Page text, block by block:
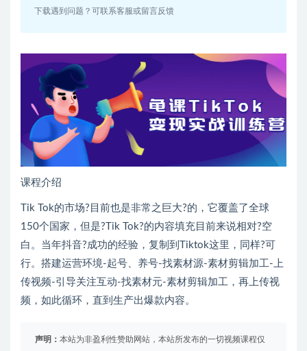
下载遇到问题？可联系客服或留言反馈
课程介绍
Tik Tok的市场?目前也是非常之巨大?的，它覆盖了全球
150个国家，但是?Tik Tok?的内容填充目前来说相对?空
白。当年抖音?成功的经验，复制到Tiktok这里，同样?可
行。搭建运营环境-起号、养号-找素材源-素材剪辑加工-上
传视频-引导关注互动-找素材元-素材剪辑加工，再上传视
频，如此循环，直到生产出爆款内容。
声明： 本站为非盈利性赞助网站，本站所发布的一切视频课程仅